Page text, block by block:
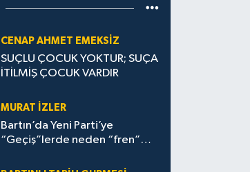
CENAP AHMET EMEKSİZ
SUÇLU ÇOCUK YOKTUR; SUÇA
İTİLMİŞ ÇOCUK VARDIR
MURAT İZLER
Bartın’da Yeni Parti’ye
“Geçiş”lerde neden “fren”